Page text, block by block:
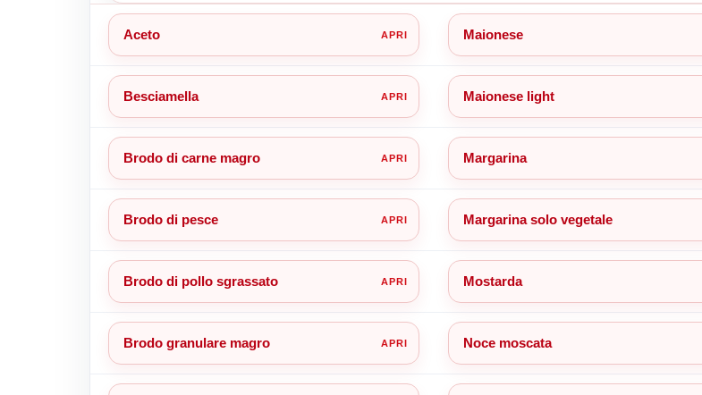
Aceto Maionese
Besciamella Maionese light
Brodo di carne magro Margarina
Brodo di pesce Margarina solo vegetale
Brodo di pollo sgrassato Mostarda
Brodo granulare magro Noce moscata